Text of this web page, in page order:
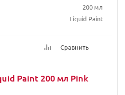
200 мл
Liquid Paint
Сравнить
Paint 200 мл Pink